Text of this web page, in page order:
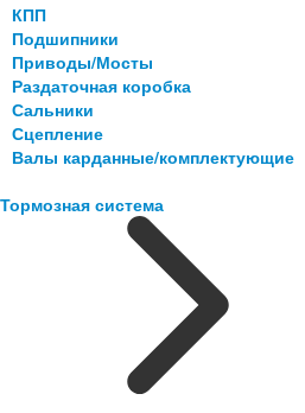
КПП
Подшипники
Приводы/Мосты
Раздаточная коробка
Сальники
Сцепление
Валы карданные/комплектующие
Тормозная система